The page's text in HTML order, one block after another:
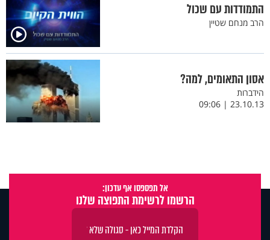
התמודדות עם שכול
הרב מנחם שטיין
אסון התאומים, למה?
הידברות
23.10.13 | 09:06
אל תפספסו אף עדכון:
הרשמו לרשימת התפוצה שלנו